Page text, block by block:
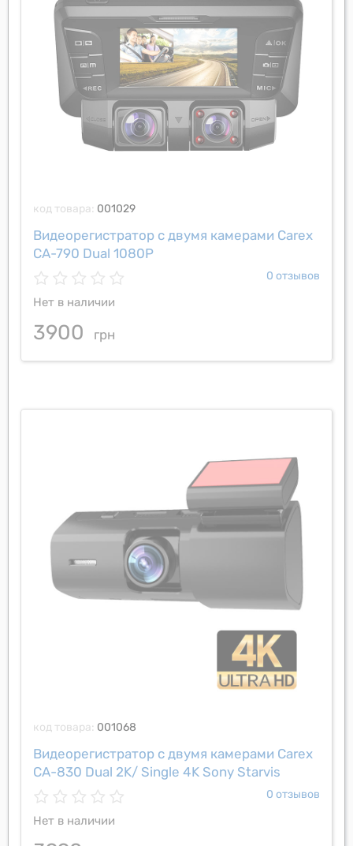
код товара: 001029
Видеорегистратор с двумя камерами Carex
CA-790 Dual 1080P
0 отзывов
Нет в наличии
3900 грн
код товара: 001068
Видеорегистратор с двумя камерами Carex
CA-830 Dual 2K/ Single 4K Sony Starvis
0 отзывов
Нет в наличии